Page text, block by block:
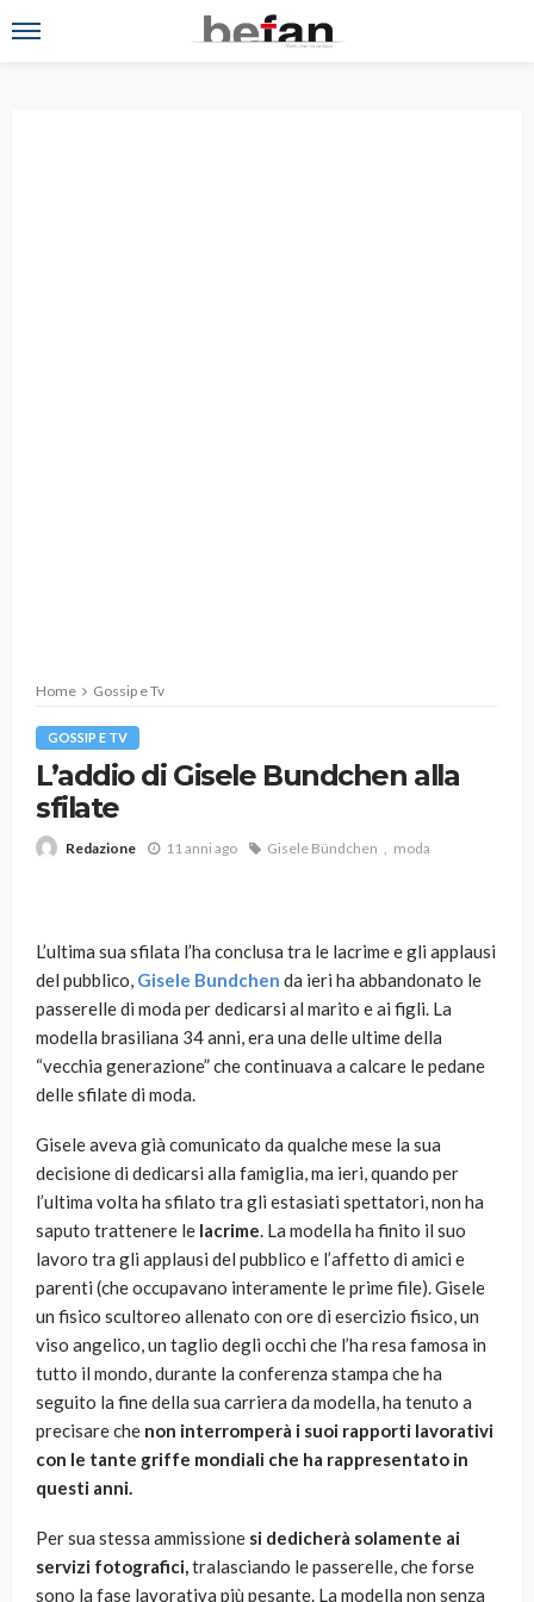
Home Gossip e Tv
GOSSIP E TV
L’addio di Gisele Bundchen alla
sfilate
Redazione 11 anni ago Gisele Bündchen moda
L’ultima sua sfilata l’ha conclusa tra le lacrime e gli applausi
del pubblico, Gisele Bundchen da ieri ha abbandonato le
passerelle di moda per dedicarsi al marito e ai figli. La
modella brasiliana 34 anni, era una delle ultime della
“vecchia generazione” che continuava a calcare le pedane
delle sfilate di moda.
Gisele aveva già comunicato da qualche mese la sua
decisione di dedicarsi alla famiglia, ma ieri, quando per
l’ultima volta ha sfilato tra gli estasiati spettatori, non ha
saputo trattenere le lacrime. La modella ha finito il suo
lavoro tra gli applausi del pubblico e l’affetto di amici e
parenti (che occupavano interamente le prime file). Gisele
un fisico scultoreo allenato con ore di esercizio fisico, un
viso angelico, un taglio degli occhi che l’ha resa famosa in
tutto il mondo, durante la conferenza stampa che ha
seguito la fine della sua carriera da modella, ha tenuto a
precisare che non interromperà i suoi rapporti lavorativi
con le tante griffe mondiali che ha rappresentato in
questi anni.
Per sua stessa ammissione si dedicherà solamente ai
servizi fotografici,tralasciando le passerelle, che forse
sono la fase lavorativa più pesante. La modella non senza